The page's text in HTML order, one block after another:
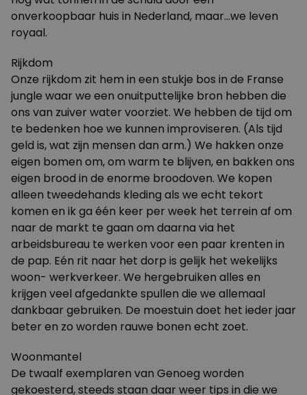
onverkoopbaar huis in Nederland, maar…we leven
royaal.
Rijkdom
Onze rijkdom zit hem in een stukje bos in de Franse
jungle waar we een onuitputtelijke bron hebben die
ons van zuiver water voorziet. We hebben de tijd om
te bedenken hoe we kunnen improviseren. (Als tijd
geld is, wat zijn mensen dan arm.) We hakken onze
eigen bomen om, om warm te blijven, en bakken ons
eigen brood in de enorme broodoven. We kopen
alleen tweedehands kleding als we echt tekort
komen en ik ga één keer per week het terrein af om
naar de markt te gaan om daarna via het
arbeidsbureau te werken voor een paar krenten in
de pap. Eén rit naar het dorp is gelijk het wekelijks
woon- werkverkeer. We hergebruiken alles en
krijgen veel afgedankte spullen die we allemaal
dankbaar gebruiken. De moestuin doet het ieder jaar
beter en zo worden rauwe bonen echt zoet.
Woonmantel
De twaalf exemplaren van Genoeg worden
gekoesterd, steeds staan daar weer tips in die we